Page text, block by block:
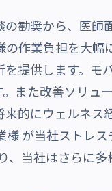
勧奨から、医
作業負担を大
提供します。モ
また改善ソリュ
的にウェルネ
が当社ストレ
当社はさらに